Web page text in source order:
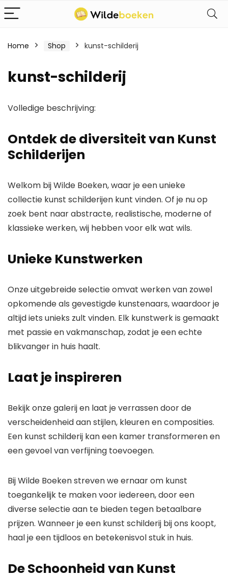
Home Shop kunst-schilderij
kunst-schilderij
Volledige beschrijving:
Ontdek de diversiteit van Kunst
Schilderijen
Welkom bijWilde Boeken, waar je een unieke
collectie kunst schilderijen kunt vinden. Of je nu op
zoek bent naar abstracte, realistische, moderne of
klassieke werken, wij hebben voor elk wat wils.
Unieke Kunstwerken
Onze uitgebreide selectie omvat werken van zowel
opkomende als gevestigde kunstenaars, waardoor je
altijd iets unieks zult vinden. Elk kunstwerk is gemaakt
met passie en vakmanschap, zodat je een echte
blikvanger in huis haalt.
Laat je inspireren
Bekijk onze galerij en laat je verrassen door de
verscheidenheid aan stijlen, kleuren en composities.
Een kunst schilderij kan een kamer transformeren en
een gevoel van verfijning toevoegen.
Bij Wilde Boeken streven we ernaar om kunst
toegankelijk te maken voor iedereen, door een
diverse selectie aan te bieden tegen betaalbare
prijzen. Wanneer je een kunst schilderij bij ons koopt,
haal je een tijdloos en betekenisvol stuk in huis.
De Schoonheid van Kunst